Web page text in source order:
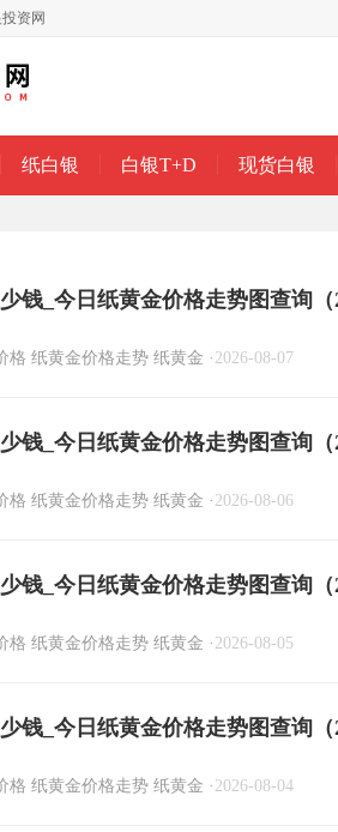
资网
纸白银 白银T+D 现货白银
钱_今日纸黄金价格走势图查询（
格 纸黄金价格走势 纸黄金 · 2026-08-07
钱_今日纸黄金价格走势图查询（
格 纸黄金价格走势 纸黄金 · 2026-08-06
钱_今日纸黄金价格走势图查询（
格 纸黄金价格走势 纸黄金 · 2026-08-05
钱_今日纸黄金价格走势图查询（
格 纸黄金价格走势 纸黄金 · 2026-08-04